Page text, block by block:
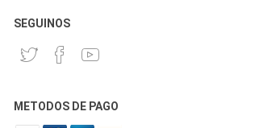
SEGUINOS
METODOS DE PAGO